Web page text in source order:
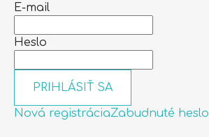
E-mail
Heslo
PRIHLÁSIŤ SA
Nová registráciaZabudnuté heslo